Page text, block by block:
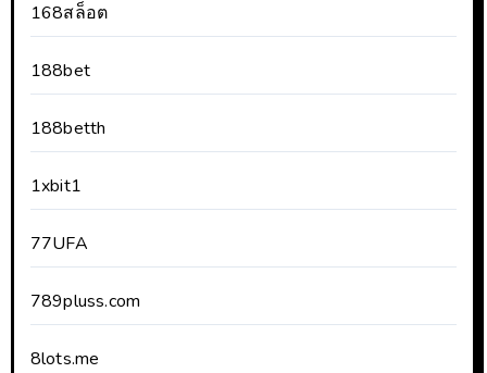
168สล็อต
188bet
188betth
1xbit1
77UFA
789pluss.com
8lots.me